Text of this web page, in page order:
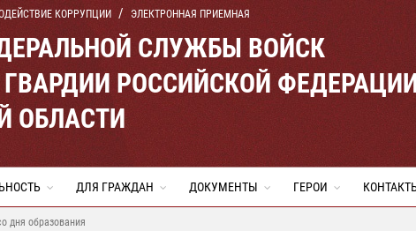
КОРРУПЦИИ ЭЛЕКТРОННАЯ ПРИЕМНАЯ
СЛУЖБЫ ВОЙСК
РОССИЙСКОЙ
ОБЛАСТИ
ДЛЯ ГРАЖДАН ДОКУМЕНТЫ ГЕРОИ
дня образования